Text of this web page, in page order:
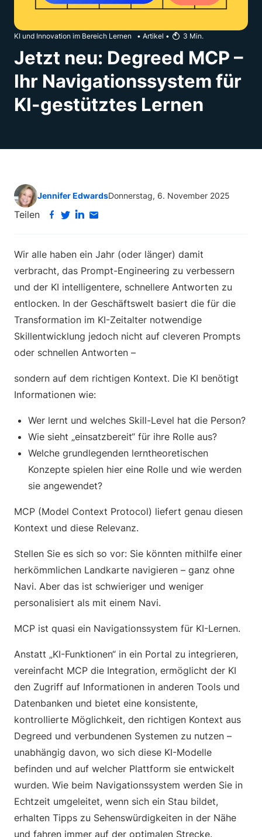
KI und Innovation im Bereich Lernen • Artikel • 3 Min.
Jetzt neu: Degreed MCP –
Ihr Navigationssystem für
KI-gestütztes Lernen
Jennifer EdwardsDonnerstag, 6. November 2025
Teilen
Wir alle haben ein Jahr (oder länger) damit
verbracht, das Prompt-Engineering zu verbessern
und der KI intelligentere, schnellere Antworten zu
entlocken. In der Geschäftswelt basiert die für die
Transformation im KI-Zeitalter notwendige
Skillentwicklung jedoch nicht auf cleveren Prompts
oder schnellen Antworten –
sondern auf dem richtigen Kontext. Die KI benötigt
Informationen wie:
Wer lernt und welches Skill-Level hat die Person?
Wie sieht „einsatzbereit“ für ihre Rolle aus?
Welche grundlegenden lerntheoretischen
Konzepte spielen hier eine Rolle und wie werden
sie angewendet?
MCP (Model Context Protocol) liefert genau diesen
Kontext und diese Relevanz.
Stellen Sie es sich so vor: Sie könnten mithilfe einer
herkömmlichen Landkarte navigieren – ganz ohne
Navi. Aber das ist schwieriger und weniger
personalisiert als mit einem Navi.
MCP ist quasi ein Navigationssystem für KI-Lernen.
Anstatt „KI-Funktionen“ in ein Portal zu integrieren,
vereinfacht MCP die Integration, ermöglicht der KI
den Zugriff auf Informationen in anderen Tools und
Datenbanken und bietet eine konsistente,
kontrollierte Möglichkeit, den richtigen Kontext aus
Degreed und verbundenen Systemen zu nutzen –
unabhängig davon, wo sich diese KI-Modelle
befinden und auf welcher Plattform sie entwickelt
wurden. Wie beim Navigationssystem werden Sie in
Echtzeit umgeleitet, wenn sich ein Stau bildet,
erhalten Tipps zu Sehenswürdigkeiten in der Nähe
und fahren immer auf der optimalen Strecke.